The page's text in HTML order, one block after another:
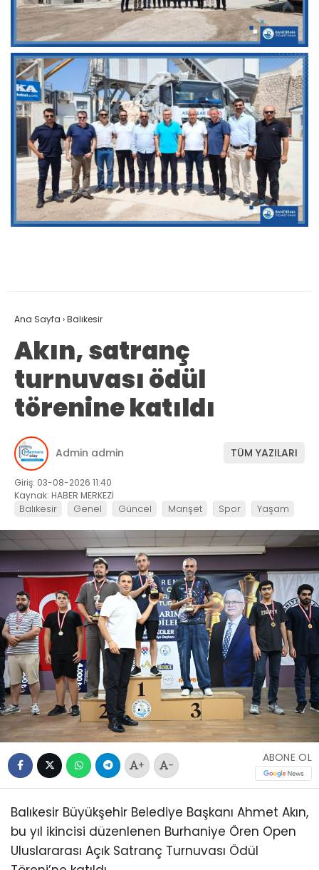
Ana Sayfa ›Balıkesir
Akın, satranç
turnuvası ödül
törenine katıldı
Admin admin TÜM YAZILARI
Giriş: 03-08-2026 11:40
Kaynak: HABER MERKEZİ
Balıkesir Genel Güncel Manşet Spor Yaşam
+ -
ABONE OL
Balıkesir Büyükşehir Belediye Başkanı Ahmet Akın,
bu yıl ikincisi düzenlenen Burhaniye Ören Open
Uluslararası Açık Satranç Turnuvası Ödül